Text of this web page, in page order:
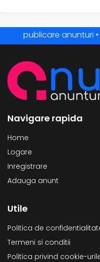
publicare anunturi •
Navigare rapida
Home
Logare
Inregistrare
Adauga anunt
Utile
Politica de
Termeni si conditii
Politica privind cookie-